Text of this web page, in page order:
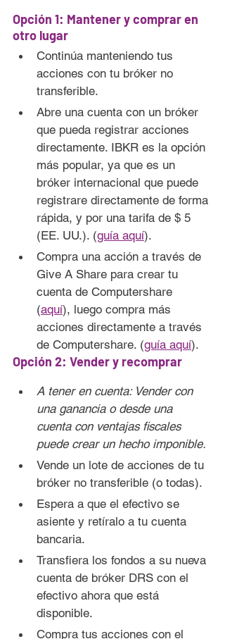
Opción 1: Mantener y comprar en
otro lugar
Continúa manteniendo tus
acciones con tu bróker no
transferible.
Abre una cuenta con un bróker
que pueda registrar acciones
directamente. IBKR es la opción
más popular, ya que es un
bróker internacional que puede
registrare directamente de forma
rápida, y por una tarifa de $ 5
(EE. UU.). (guía aquí).
Compra una acción a través de
Give A Share para crear tu
cuenta de Computershare
(aquí), luego compra más
acciones directamente a través
de Computershare. (guía aquí).
Opción 2: Vender y recomprar
A tener en cuenta: Vender con
una ganancia o desde una
cuenta con ventajas fiscales
puede crear un hecho imponible.
Vende un lote de acciones de tu
bróker no transferible (o todas).
Espera a que el efectivo se
asiente y retíralo a tu cuenta
bancaria.
Transfiera los fondos a su nueva
cuenta de bróker DRS con el
efectivo ahora que está
disponible.
Compra tus acciones con el